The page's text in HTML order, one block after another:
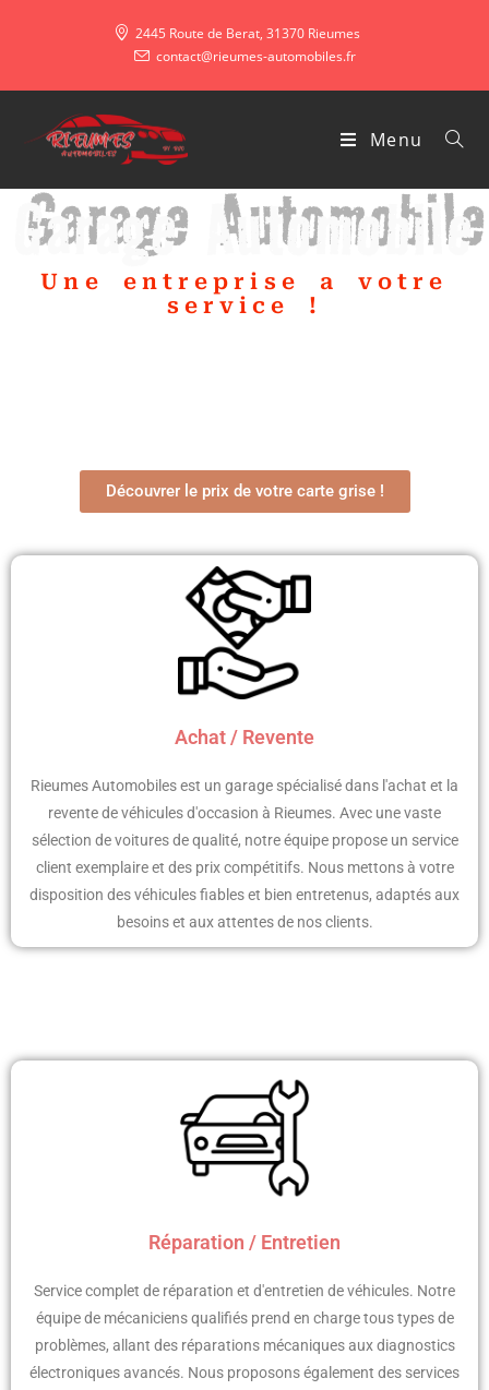
2445 Route de Berat, 31370 Rieumes
contact@rieumes-automobiles.fr
Menu
Garage Automobile
Une entreprise a votre
service !
Découvrer le prix de votre carte grise !
Achat / Revente
Rieumes Automobiles est un garage spécialisé dans l'achat et la
revente de véhicules d'occasion à Rieumes. Avec une vaste
sélection de voitures de qualité, notre équipe propose un service
client exemplaire et des prix compétitifs. Nous mettons à votre
disposition des véhicules fiables et bien entretenus, adaptés aux
besoins et aux attentes de nos clients.
Réparation / Entretien
Service complet de réparation et d'entretien de véhicules. Notre
équipe de mécaniciens qualifiés prend en charge tous types de
problèmes, allant des réparations mécaniques aux diagnostics
électroniques avancés. Nous proposons également des services